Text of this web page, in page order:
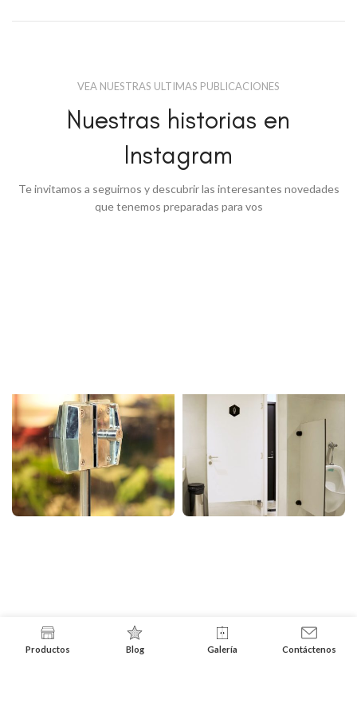
VEA NUESTRAS ULTIMAS PUBLICACIONES
Nuestras historias en
Instagram
Te invitamos a seguirnos y descubrir las interesantes novedades
que tenemos preparadas para vos
Productos Blog Galería Contáctenos